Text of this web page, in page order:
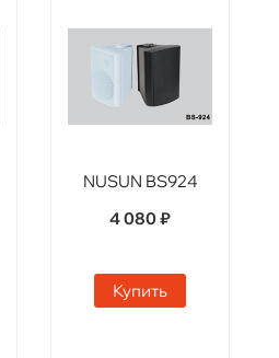
NUSUN BS924
4 080 ₽
Купить